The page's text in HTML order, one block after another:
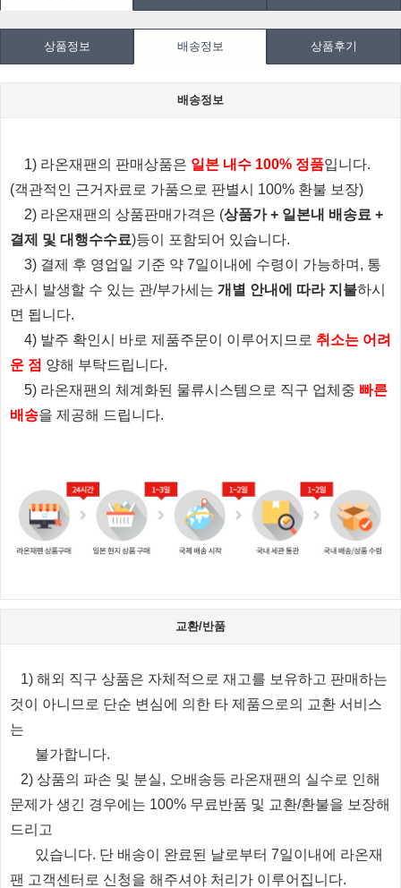
상품정보 배송정보 상품후기
배송정보
1) 라온재팬의 판매상품은 일본 내수 100% 정품입니다.
(객관적인 근거자료로 가품으로 판별시 100% 환불 보장)
2) 라온재팬의 상품판매가격은 (상품가 + 일본내 배송료 +
결제 및 대행수수료)등이 포함되어 있습니다.
3) 결제 후 영업일 기준 약 7일이내에 수령이 가능하며, 통
관시 발생할 수 있는 관/부가세는 개별 안내에 따라 지불하시
면 됩니다.
4) 발주 확인시 바로 제품주문이 이루어지므로 취소는 어려
운 점 양해 부탁드립니다.
5) 라온재팬의 체계화된 물류시스템으로 직구 업체중 빠른
배송을 제공해 드립니다.
교환/반품
1) 해외 직구 상품은 자체적으로 재고를 보유하고 판매하는
것이 아니므로 단순 변심에 의한 타 제품으로의 교환 서비스
는
불가합니다.
2) 상품의 파손 및 분실, 오배송등 라온재팬의 실수로 인해
문제가 생긴 경우에는 100% 무료반품 및 교환/환불을 보장해
드리고
있습니다. 단 배송이 완료된 날로부터 7일이내에 라온재
팬 고객센터로 신청을 해주셔야 처리가 이루어집니다.